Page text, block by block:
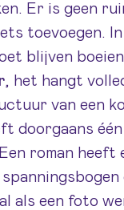
Er is geen
toevoegen.
blijven
, het hangt
van een
doorgaans
roman
als een foto